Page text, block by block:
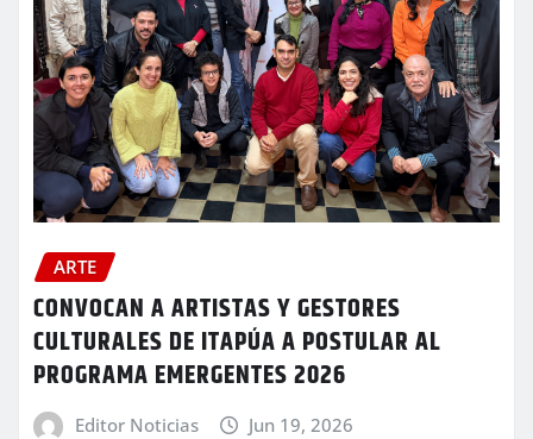
ARTE
CONVOCAN A ARTISTAS Y GESTORES
CULTURALES DE ITAPÚA A POSTULAR AL
PROGRAMA EMERGENTES 2026
Editor Noticias Jun 19, 2026